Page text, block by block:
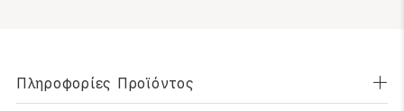
Πληροφορίες Προϊόντος